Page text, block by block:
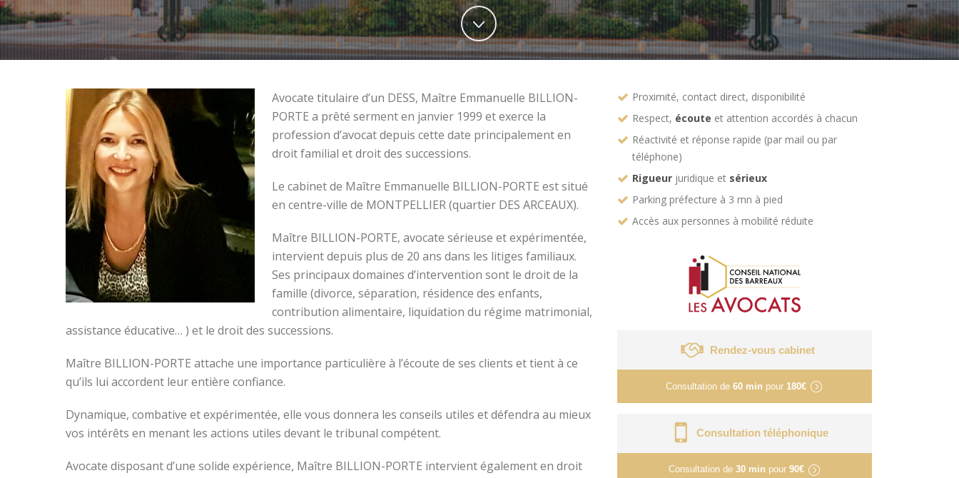
Avocate titulaire d’un DESS, Maître Emmanuelle BILLION-
PORTE a prêté serment en janvier 1999 et exerce la
profession d’avocat depuis cette date principalement en
droit familial et droit des successions.
Le cabinet de Maître Emmanuelle BILLION-PORTE est situé
en centre-ville de MONTPELLIER (quartier DES ARCEAUX).
Maître BILLION-PORTE, avocate sérieuse et expérimentée,
intervient depuis plus de 20 ans dans les litiges familiaux.
Ses principaux domaines d’intervention sont le droit de la
famille (divorce, séparation, résidence des enfants,
contribution alimentaire, liquidation du régime matrimonial,
assistance éducative… ) et le droit des successions.
Maître BILLION-PORTE attache une importance particulière à l’écoute de ses clients et tient à ce
qu’ils lui accordent leur entière confiance.
Dynamique, combative et expérimentée, elle vous donnera les conseils utiles et défendra au mieux
vos intérêts en menant les actions utiles devant le tribunal compétent.
Avocate disposant d’une solide expérience, Maître BILLION-PORTE intervient également en droit
Proximité, contact direct, disponibilité
Respect, écoute et attention accordés à chacun
Réactivité et réponse rapide (par mail ou par
téléphone)
Rigueur juridique et sérieux
Parking préfecture à 3 mn à pied
Accès aux personnes à mobilité réduite
Rendez-vous cabinet
Consultation de60 min pour 180€
Consultation téléphonique
Consultation de 30 min pour 90€